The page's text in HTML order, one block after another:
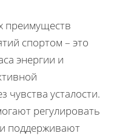
преимуществ
спортом – это
энергии и
чувства усталости.
регулировать
поддерживают